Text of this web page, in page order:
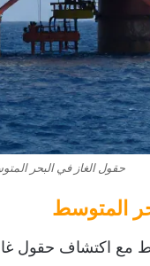
حقول الغاز في البحر
المتوسط
مع اكتشاف حقول